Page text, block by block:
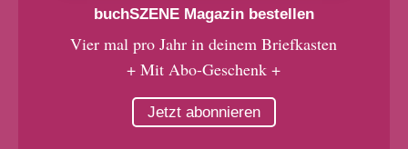
buchSZENE Magazin bestellen
Vier mal pro Jahr in deinem Briefkasten
+ Mit Abo-Geschenk +
Jetzt abonnieren